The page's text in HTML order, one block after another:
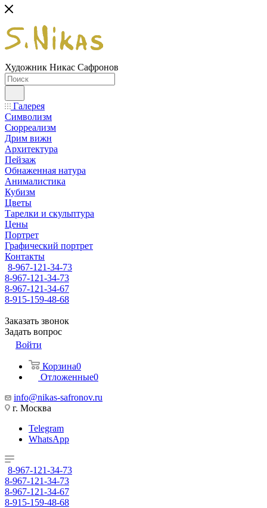
Художник Никас Сафронов
Галерея
Символизм
Сюрреализм
Дрим вижн
Архитектура
Пейзаж
Обнаженная натура
Анималистика
Кубизм
Цветы
Тарелки и скульптура
Цены
Портрет
Графический портрет
Контакты
8-967-121-34-73
8-967-121-34-73
8-967-121-34-67
8-915-159-48-68
Заказать звонок
Задать вопрос
Войти
Корзина0
Отложенные0
info@nikas-safronov.ru
г. Москва
Telegram
WhatsApp
8-967-121-34-73
8-967-121-34-73
8-967-121-34-67
8-915-159-48-68